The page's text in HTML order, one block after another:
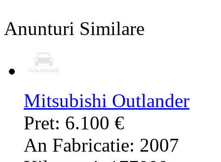
Anunturi Similare
Mitsubishi Outlander
Pret: 6.100 €
An Fabricatie: 2007